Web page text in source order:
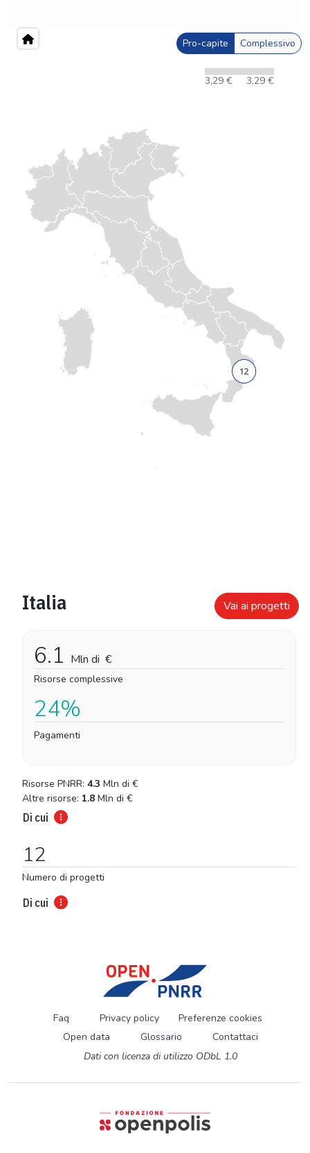
Pro-capite Complessivo
3,29 € 3,29 €
Italia Vai ai progetti
6.1 Mln di €
Risorse complessive
24%
Pagamenti
Risorse PNRR: 4.3 Mln di €
Altre risorse: 1.8 Mln di €
Di cui
12
Numero di progetti
Di cui
Faq Privacy policy
Preferenze cookies
Open data
Glossario
Contattaci
Dati con licenza di utilizzo ODbL 1.0